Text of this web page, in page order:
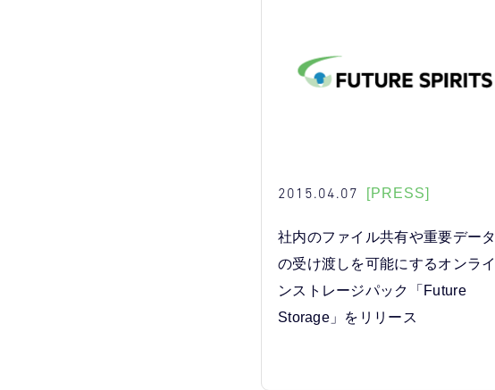
2015.04.07 [PRESS]
社内のファイル共有や重要データ
の受け渡しを可能にするオンライ
ンストレージパック「Future
Storage」をリリース